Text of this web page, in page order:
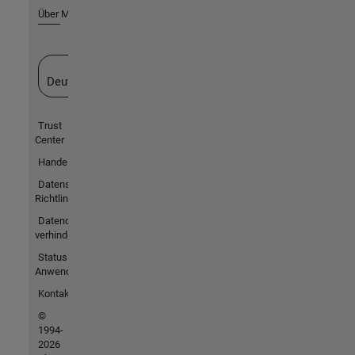
Über MathWorks
Deutschland
Trust
Center
Handelsmarken
Datenschutz-
Richtlinien
Datendiebstahl
verhindern
Status von
Anwendungen
Kontakt
©
1994-
2026